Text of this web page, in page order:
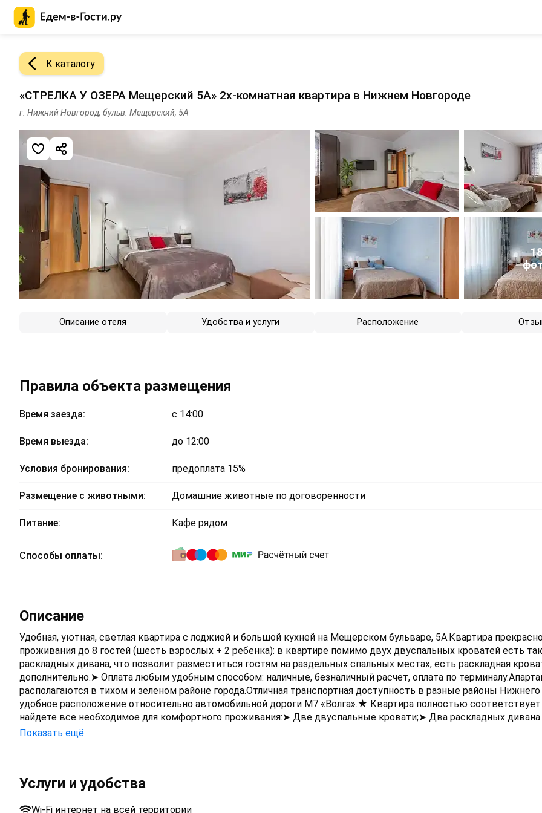
К каталогу
«СТРЕЛКА У ОЗЕРА Мещерский 5А» 2х-комнатная квартира в Нижнем Новгороде
г. Нижний Новгород, бульв. Мещерский, 5А
Описание отеля Удобства и услуги Расположение
Правила объекта размещения
Время заезда: с 14:00
Время выезда: до 12:00
Условия бронирования: предоплата 15%
Размещение с животными: Домашние животные по договоренности
Питание: Кафе рядом
Способы оплаты:
Описание
Удобная, уютная, светлая квартира с лоджией и большой кухней на Мещерском бульваре, 5А.Квартира
проживания до 8 гостей (шесть взрослых + 2 ребенка): в квартире помимо двух двуспальных кроватей есть
раскладных дивана, что позволит разместиться гостям на раздельных спальных местах, есть раскладная
дополнительно.➤ Оплата любым удобным способом: наличные, безналичный расчет, оплата по
располагаются в тихом и зеленом районе города.Отличная транспортная доступность в разные районы
удобное расположение относительно автомобильной дороги М7 «Волга».★ Квартира полностью
найдете все необходимое для комфортного проживания:➤ Две двуспальные кровати;➤ Два раскладных
Wi-Fi, кабельные каналы;➤ Техника (телевизор, стиральная машина, плита, холодильник, микроволновая печь,
Волга, где можно гулять, наслаждаться и любоваться прекрасными видами.➤ Рядом находится красавец-
Железнодорожный вокзал Нижнего Новгорода.➤ Уникальность расположения квартиры заключается в том, что
Показать ещё
Услуги и удобства
Wi-Fi интернет на всей территории